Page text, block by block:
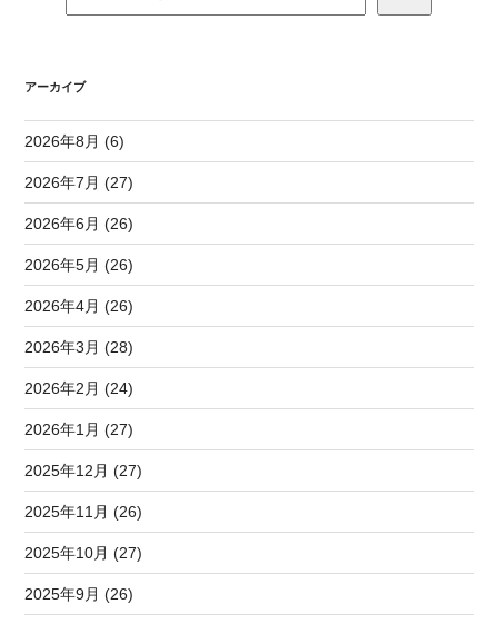
アーカイブ
2026年8月 (6)
2026年7月 (27)
2026年6月 (26)
2026年5月 (26)
2026年4月 (26)
2026年3月 (28)
2026年2月 (24)
2026年1月 (27)
2025年12月 (27)
2025年11月 (26)
2025年10月 (27)
2025年9月 (26)